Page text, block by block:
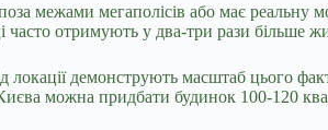
межами мегаполісів або має реальну
отримують у два-три рази більше
локації демонструють масштаб цього
можна придбати будинок 100-120